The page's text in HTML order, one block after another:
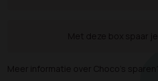
Meer informatie over Choco's sparen?